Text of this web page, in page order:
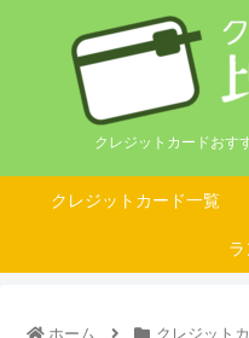
クレジットカードおす
クレジットカード一覧
ホーム クレジット